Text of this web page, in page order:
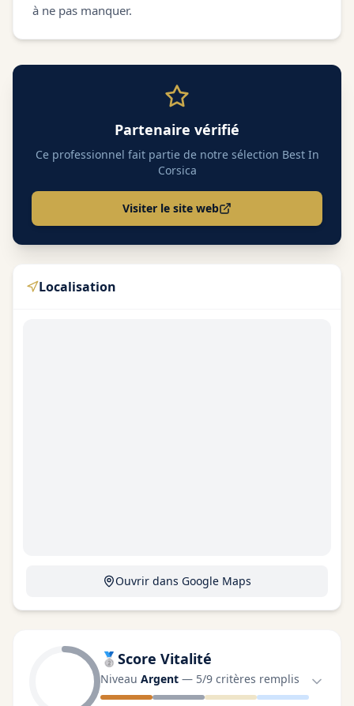
à ne pas manquer.
Partenaire vérifié
Ce professionnel fait partie de notre sélection Best In
Corsica
Visiter le site web
Localisation
Ouvrir dans Google Maps
🥈 Score Vitalité
Niveau Argent — 5/9 critères remplis